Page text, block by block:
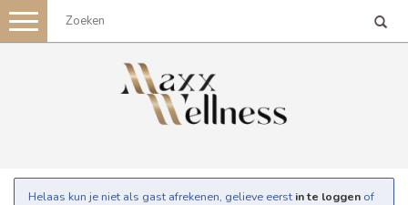
Toggle
navigation
Helaas kun je niet als gast afrekenen, gelieve eerst in te loggen of